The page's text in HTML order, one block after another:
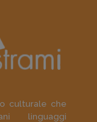
culturale che
linguaggi